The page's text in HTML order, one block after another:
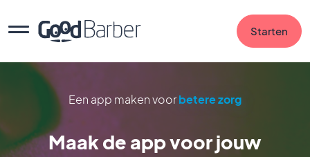
Starten
Een app maken voorbetere zorg
Maak de app voor jouw